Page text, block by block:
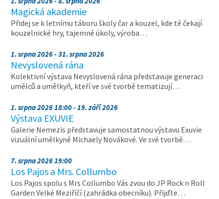
Magická akademie
Přidej se k letnímu táboru školy čar a kouzel, kde tě čekají
kouzelnické hry, tajemné úkoly, výroba…
1. srpna 2026 - 31. srpna 2026
Nevyslovená rána
Kolektivní výstava Nevyslovená rána představuje generaci
umělců a umělkyň, kteří ve své tvorbě tematizují…
1. srpna 2026 18:00 - 19. září 2026
Výstava EXUVIE
Galerie Nemezis představuje samostatnou výstavu Exuvie
vizuální umělkyně Michaely Novákové. Ve své tvorbě…
7. srpna 2026 19:00
Los Pajos a Mrs. Collumbo
Los Pajos spolu s Mrs Collumbo Vás zvou do JP Rock n Roll
Garden Velké Meziříčí (zahrádka obecníku). Přijďte…